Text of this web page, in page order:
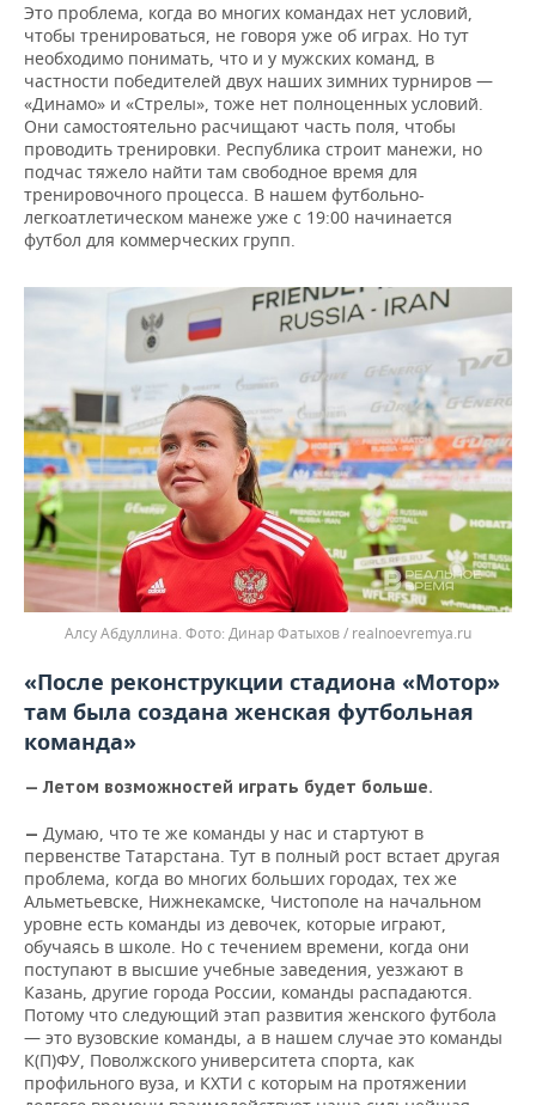
Это проблема, когда во многих командах нет условий,
чтобы тренироваться, не говоря уже об играх. Но тут
необходимо понимать, что и у мужских команд, в
частности победителей двух наших зимних турниров —
«Динамо» и «Стрелы», тоже нет полноценных условий.
Они самостоятельно расчищают часть поля, чтобы
проводить тренировки. Республика строит манежи, но
подчас тяжело найти там свободное время для
тренировочного процесса. В нашем футбольно-
легкоатлетическом манеже уже с 19:00 начинается
футбол для коммерческих групп.
Алсу Абдуллина. Динар Фатыхов / realnoevremya.ru
«После реконструкции стадиона «Мотор»
там была создана женская футбольная
команда»
—Летом возможностей играть будет больше.
— Думаю, что те же команды у нас и стартуют в
первенстве Татарстана. Тут в полный рост встает другая
проблема, когда во многих больших городах, тех же
Альметьевске, Нижнекамске, Чистополе на начальном
уровне есть команды из девочек, которые играют,
обучаясь в школе. Но с течением времени, когда они
поступают в высшие учебные заведения, уезжают в
Казань, другие города России, команды распадаются.
Потому что следующий этап развития женского футбола
— это вузовские команды, а в нашем случае это команды
К(П)ФУ, Поволжского университета спорта, как
профильного вуза, и КХТИ с которым на протяжении